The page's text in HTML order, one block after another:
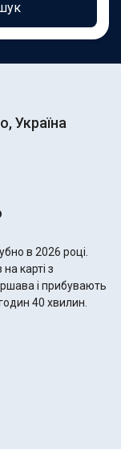
Україна
в 2026 році.
карті з
і прибувають
40 хвилин.